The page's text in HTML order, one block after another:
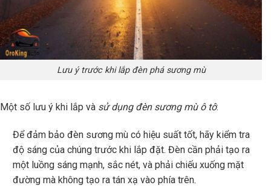
Lưu ý trước khi lắp đèn phá sương mù
Một số lưu ý khi lắp và sử dụng đèn sương mù ô tô:
Để đảm bảo đèn sương mù có hiệu suất tốt, hãy kiểm tra
độ sáng của chúng trước khi lắp đặt. Đèn cần phải tạo ra
một luồng sáng mạnh, sắc nét, và phải chiếu xuống mặt
đường mà không tạo ra tán xạ vào phía trên.